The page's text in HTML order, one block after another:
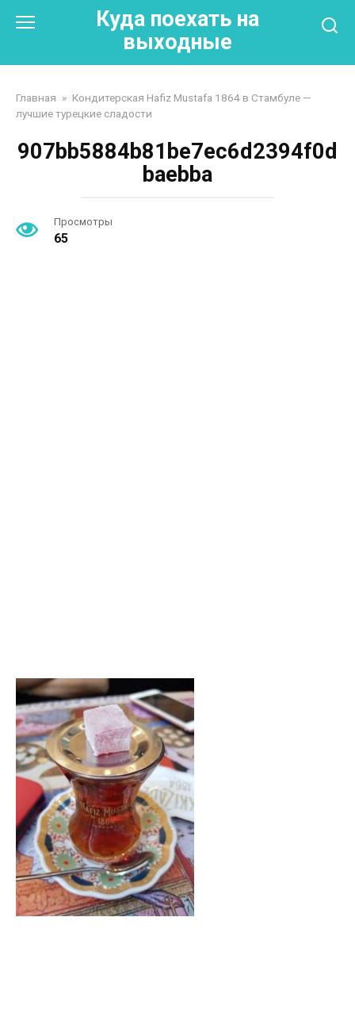
Куда поехать на
выходные
Главная » Кондитерская Hafiz Mustafa 1864 в Стамбуле —
лучшие турецкие сладости
907bb5884b81be7ec6d2394f0d
baebba
Просмотры
65